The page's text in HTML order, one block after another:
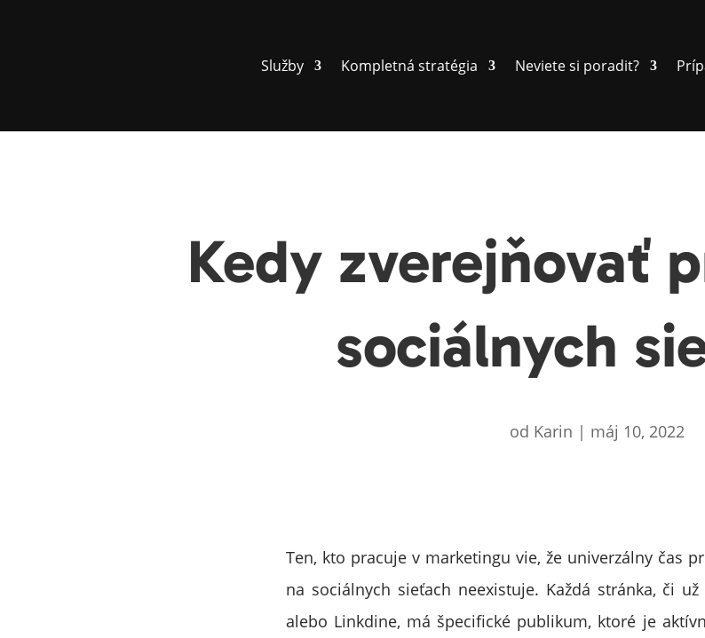
Služby Kompletná stratégia Neviete si poradit?
Kedy zverejňovať
sociálnych
od Karin | máj 10, 2022
Ten, kto pracuje v marketingu vie, že univerzálny čas
na sociálnych sieťach neexistuje. Každá stránka, či
alebo Linkdine, má špecifické publikum, ktoré je